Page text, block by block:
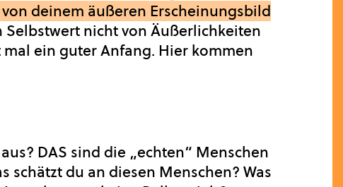
deinem äußeren Erscheinungsbild
Selbstwert nicht von Äußerlichkeiten
ein guter Anfang. Hier kommen
DAS sind die „echten“ Menschen
schätzt du an diesen Menschen? Was